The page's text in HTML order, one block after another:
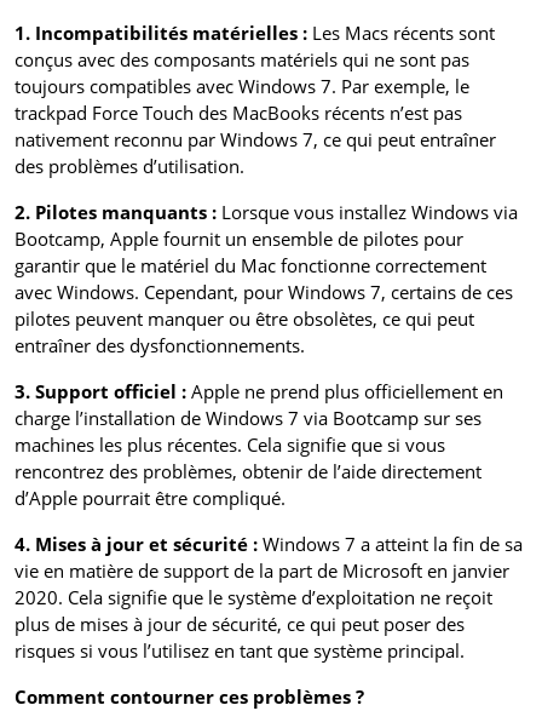
1. Incompatibilités matérielles : Les Macs récents sont
conçus avec des composants matériels qui ne sont pas
toujours compatibles avec Windows 7. Par exemple, le
trackpad Force Touch des MacBooks récents n’est pas
nativement reconnu par Windows 7, ce qui peut entraîner
des problèmes d’utilisation.
2. Pilotes manquants : Lorsque vous installez Windows via
Bootcamp, Apple fournit un ensemble de pilotes pour
garantir que le matériel du Mac fonctionne correctement
avec Windows. Cependant, pour Windows 7, certains de ces
pilotes peuvent manquer ou être obsolètes, ce qui peut
entraîner des dysfonctionnements.
3. Support officiel : Apple ne prend plus officiellement en
charge l’installation de Windows 7 via Bootcamp sur ses
machines les plus récentes. Cela signifie que si vous
rencontrez des problèmes, obtenir de l’aide directement
d’Apple pourrait être compliqué.
4. Mises à jour et sécurité : Windows 7 a atteint la fin de sa
vie en matière de support de la part de Microsoft en janvier
2020. Cela signifie que le système d’exploitation ne reçoit
plus de mises à jour de sécurité, ce qui peut poser des
risques si vous l’utilisez en tant que système principal.
Comment contourner ces problèmes ?